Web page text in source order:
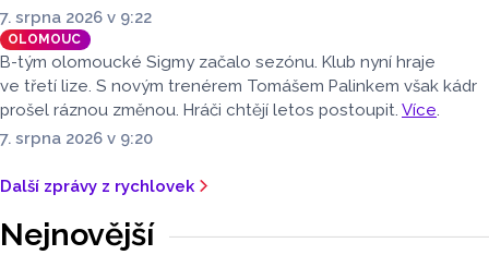
7. srpna 2026 v 9:22
OLOMOUC
B-tým olomoucké Sigmy začalo sezónu. Klub nyní hraje
ve třetí lize. S novým trenérem Tomášem Palinkem však kádr
prošel ráznou změnou. Hráči chtějí letos postoupit. Více.
7. srpna 2026 v 9:20
Další zprávy z rychlovek
Nejnovější